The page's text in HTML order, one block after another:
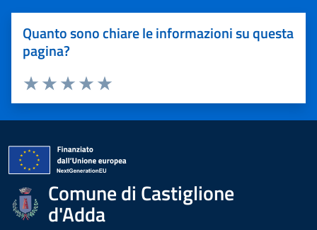
Quanto sono chiare le informazioni su questa
pagina?
Valuta 5 stelle su 5
Valuta 4 stelle su 5
Valuta 3 stelle su 5
Valuta 2 stelle su 5
Valuta 1 stelle su 5
Comune di Castiglione
d'Adda